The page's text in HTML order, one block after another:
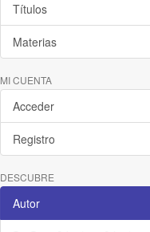
Títulos
Materias
MI CUENTA
Acceder
Registro
DESCUBRE
Autor